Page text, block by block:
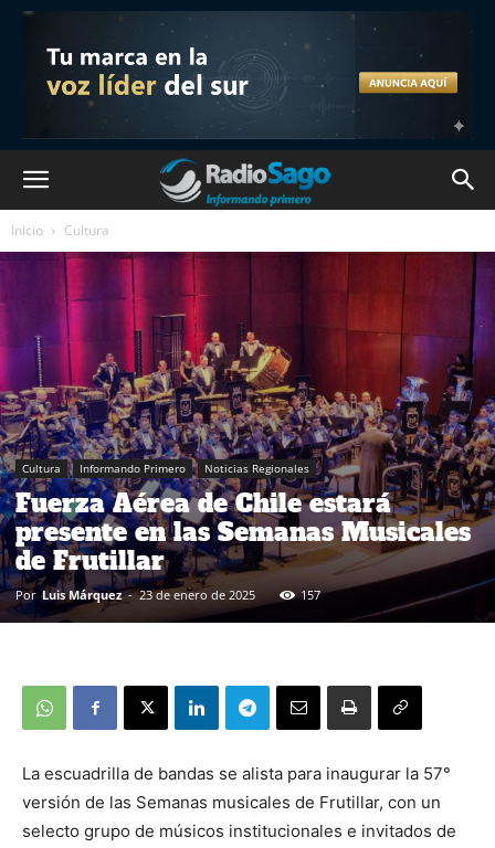
Inicio Cultura
Cultura Informando Primero Noticias Regionales
Fuerza Aérea de Chile estará
presente en las Semanas Musicales
de Frutillar
Por Luis Márquez - 23 de enero de 2025 157
La escuadrilla de bandas se alista para inaugurar la 57°
versión de las Semanas musicales de Frutillar, con un
selecto grupo de músicos institucionales e invitados de